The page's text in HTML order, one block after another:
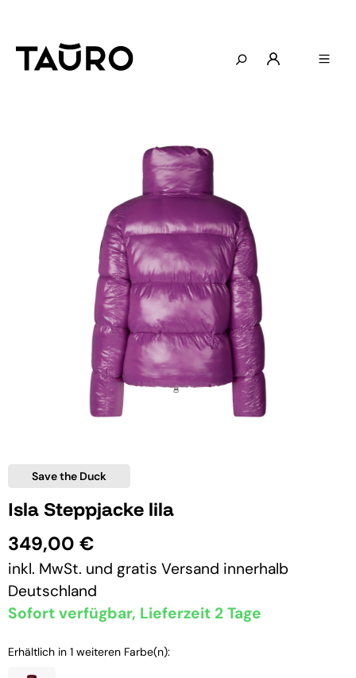
Save the Duck
Isla Steppjacke lila
349,00 €
inkl. MwSt. und gratis Versand innerhalb
Deutschland
Sofort verfügbar, Lieferzeit 2 Tage
Erhältlich in 1 weiteren Farbe(n):